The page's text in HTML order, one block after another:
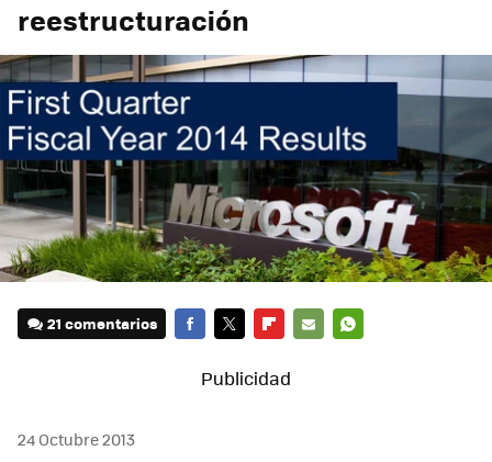
reestructuración
21 comentarios
24 Octubre 2013